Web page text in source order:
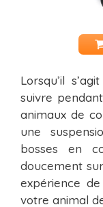
Lorsqu’il
suivre
animaux de
une
bosses en
doucement
expérience
votre animal